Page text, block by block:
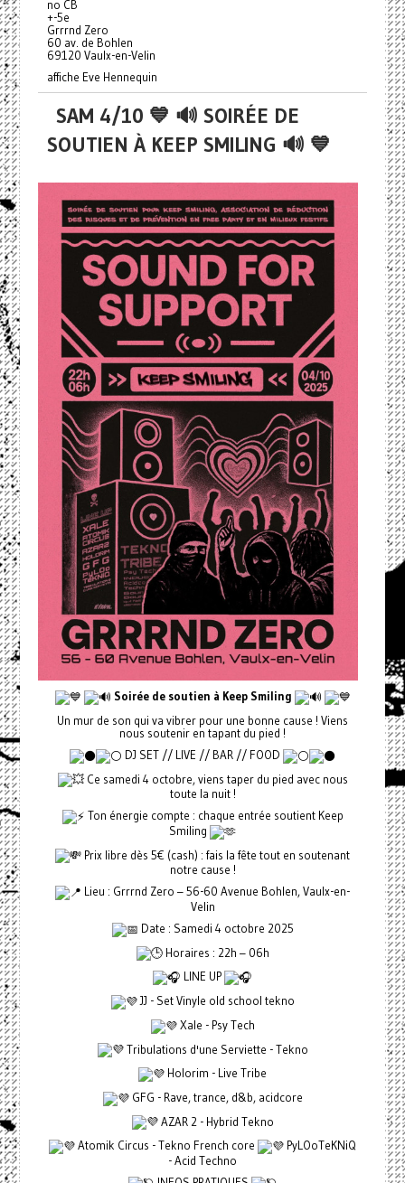
no CB
+-5e
Grrrnd Zero
60 av. de Bohlen
69120 Vaulx-en-Velin
affiche Eve Hennequin
SAM 4/10 💙 🔊 SOIRÉE DE
SOUTIEN À KEEP SMILING 🔊 💙
Soirée de soutien à Keep Smiling
Un mur de son qui va vibrer pour une bonne cause ! Viens
nous soutenir en tapant du pied !
DJ SET // LIVE // BAR // FOOD
Ce samedi 4 octobre, viens taper du pied avec nous
toute la nuit !
Ton énergie compte : chaque entrée soutient Keep
Smiling
Prix libre dès 5€ (cash) : fais la fête tout en soutenant
notre cause !
Lieu : Grrrnd Zero – 56-60 Avenue Bohlen, Vaulx-en-
Velin
Date : Samedi 4 octobre 2025
Horaires : 22h – 06h
LINE UP
JJ - Set Vinyle old school tekno
Xale - Psy Tech
Tribulations d'une Serviette - Tekno
Holorim - Live Tribe
GFG - Rave, trance, d&b, acidcore
AZAR 2 - Hybrid Tekno
Atomik Circus - Tekno French core
PyLOoTeKNiQ
- Acid Techno